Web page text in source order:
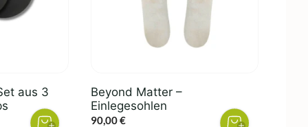
aus 3
Beyond Matter –
Einlegesohlen
90,00€